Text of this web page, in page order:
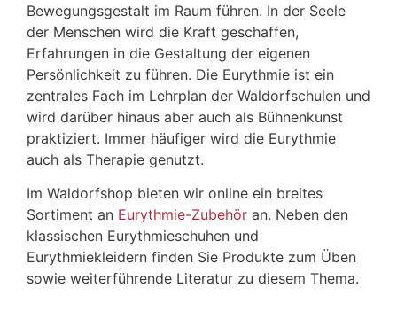
Bewegungsgestalt im Raum führen. In der Seele
der Menschen wird die Kraft geschaffen,
Erfahrungen in die Gestaltung der eigenen
Persönlichkeit zu führen. Die Eurythmie ist ein
zentrales Fach im Lehrplan der Waldorfschulen und
wird darüber hinaus aber auch als Bühnenkunst
praktiziert. Immer häufiger wird die Eurythmie
auch als Therapie genutzt.
Im Waldorfshop bieten wir online ein breites
Sortiment an Eurythmie-Zubehör an. Neben den
klassischen Eurythmieschuhen und
Eurythmiekleidern finden Sie Produkte zum Üben
sowie weiterführende Literatur zu diesem Thema.